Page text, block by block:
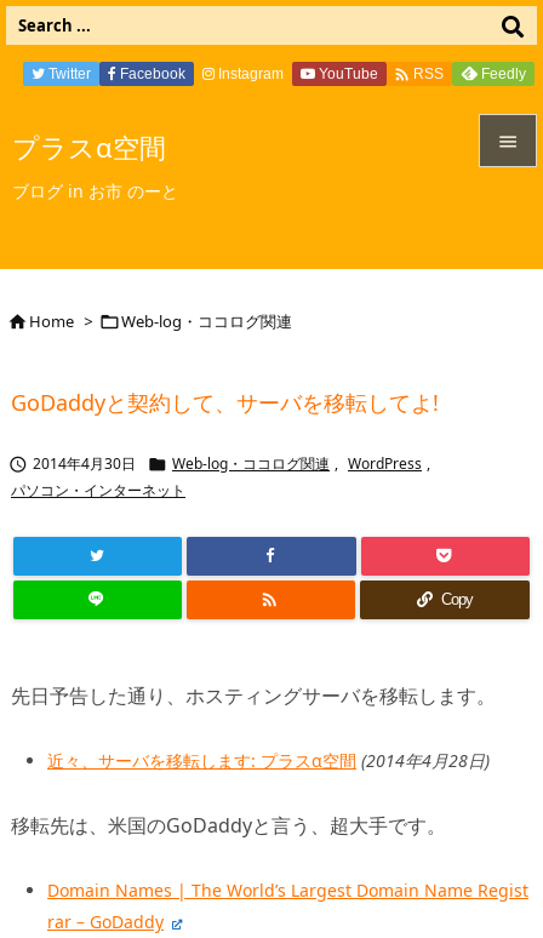
プラスα空間
ブログ in お市 のーと

Twitter Facebook Instagram YouTube  RSS Feedly
Home > Web-log・ココログ関連
GoDaddyと契約して、サーバを移転してよ!
 2014年4月30日  Web-log・ココログ関連 , WordPress ,
パソコン・インターネット
 Copy
先日予告した通り、ホスティングサーバを移転します。
近々、サーバを移転します: プラスα空間 (2014年4月28日)
移転先は、米国のGoDaddyと言う、超大手です。
Domain Names | The World’s Largest Domain Name Regist
rar – GoDaddy